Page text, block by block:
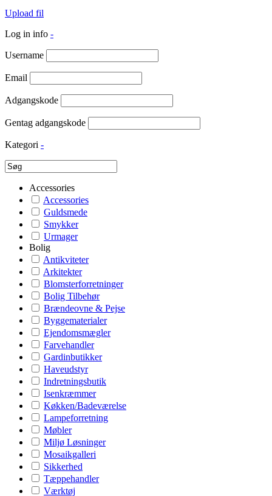
Upload fil
Log in info -
Username
Email
Adgangskode
Gentag adgangskode
Kategori -
Accessories
Accessories
Guldsmede
Smykker
Urmager
Bolig
Antikviteter
Arkitekter
Blomsterforretninger
Bolig Tilbehør
Brændeovne & Pejse
Byggematerialer
Ejendomsmægler
Farvehandler
Gardinbutikker
Haveudstyr
Indretningsbutik
Isenkræmmer
Køkken/Badeværelse
Lampeforretning
Møbler
Miljø Løsninger
Mosaikgalleri
Sikkerhed
Tæppehandler
Værktøj